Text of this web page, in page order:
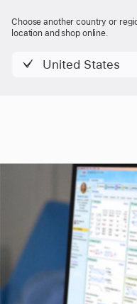
Choose another country or
location and shop online.
United States